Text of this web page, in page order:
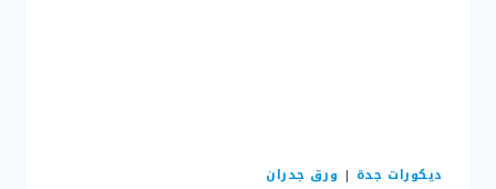
ديكورات جدة | ورق جدران